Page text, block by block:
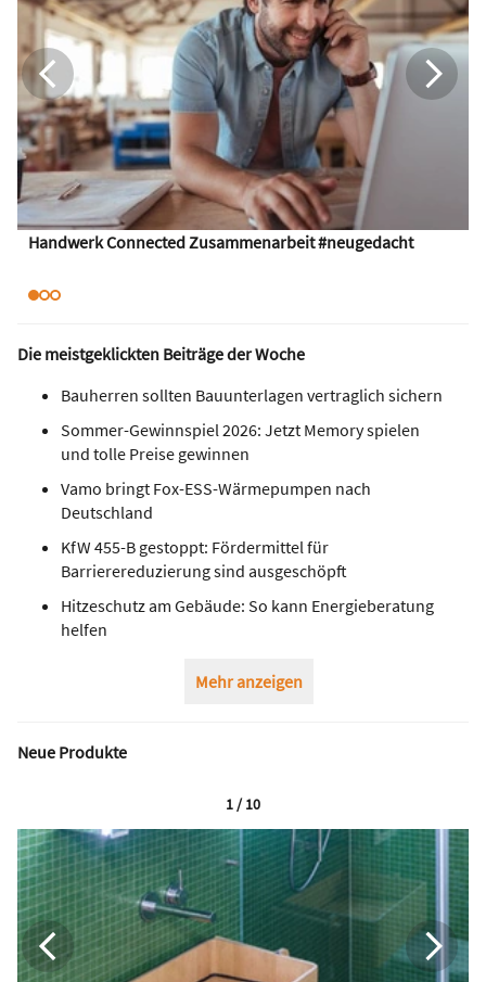
Handwerk Connected Zusammenarbeit #neugedacht
Die meistgeklickten Beiträge der Woche
Bauherren sollten Bauunterlagen vertraglich sichern
Sommer-Gewinnspiel 2026: Jetzt Memory spielen
und tolle Preise gewinnen
Vamo bringt Fox-ESS-Wärmepumpen nach
Deutschland
KfW 455-B gestoppt: Fördermittel für
Barrierereduzierung sind ausgeschöpft
Hitzeschutz am Gebäude: So kann Energieberatung
helfen
Mehr anzeigen
Neue Produkte
1 / 10